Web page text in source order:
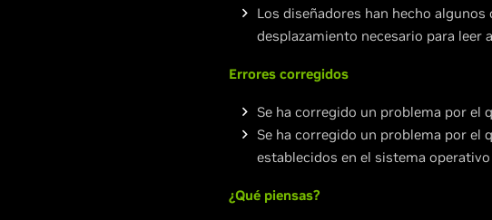
Los diseñadores han hecho
desplazamiento necesario para leer
Errores corregidos
Se ha corregido un problema por el
Se ha corregido un problema por el
establecidos en el sistema operativo
¿Qué piensas?